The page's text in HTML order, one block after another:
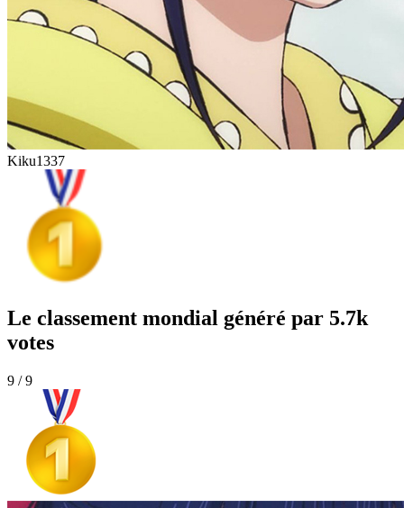
Kiku1337
Le classement mondial généré par 5.7k
votes
9 / 9